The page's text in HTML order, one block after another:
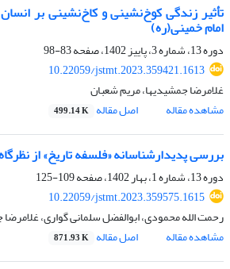
تأثیر زندگی کوخ‌نشینی و کاخ‌نشینی بر
امام خمینی(ره)
دوره 13، شماره 3، پاییز 1402، صفحه
83-98
10.22059/jstmt.2023.359421.1613
غلامرضا جمشیدیها، مریم شعبان
مشاهده مقاله
اصل مقاله 499.14 K
بررسی پدیدارشناسانه «فلسفه تاریخ» از
دوره 13، شماره 1، بهار 1402، صفحه
109-125
10.22059/jstmt.2023.359575.1615
رحمت الله محمودی، ابوالفضل سلمانی گواری،
مشاهده مقاله
اصل مقاله 871.93 K